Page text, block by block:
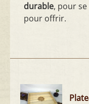
durable, pour
pour offrir.